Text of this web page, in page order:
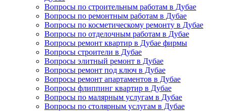
Вопросы по строительным работам в Дубае
Вопросы по ремонтным работам в Дубае
Вопросы по косметическому ремонту в Дубае
Вопросы по отделочным работам в Дубае
Вопросы ремонт квартир в Дубае фирмы
Вопросы строители в Дубае
Вопросы элитный ремонт в Дубае
Вопросы ремонт под ключ в Дубае
Вопросы ремонт апартаментов в Дубае
Вопросы флиппинг квартир в Дубае
Вопросы по малярным услугам в Дубае
Вопросы по столярным услугам в Дубае